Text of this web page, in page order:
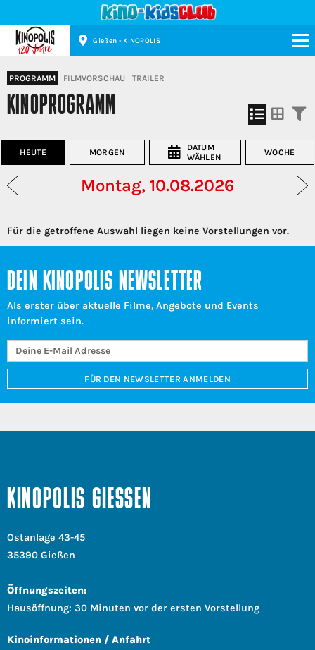
Gießen - KINOPOLIS
PROGRAMM FILMVORSCHAU TRAILER
KINOPROGRAMM
HEUTE MORGEN
DATUM
WÄHLEN
WOCHE
Montag, 10.08.2026
Für die getroffene Auswahl liegen keine Vorstellungen vor.
DEIN KINOPOLIS NEWSLETTER
Als erster über aktuelle Filme, Angebote und Events
informiert sein.
FÜR DEN NEWSLETTER ANMELDEN
KINOPOLIS GIESSEN
Ostanlage 43-45
35390 Gießen
Öffnungszeiten:
Hausöffnung: 30 Minuten vor der ersten Vorstellung
Kinoinformationen / Anfahrt